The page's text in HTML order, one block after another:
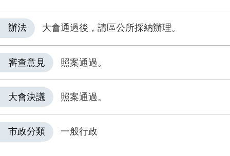
辦法 大會通過後，請區公所採納辦理。
審查意見 照案通過。
大會決議 照案通過。
市政分類 一般行政